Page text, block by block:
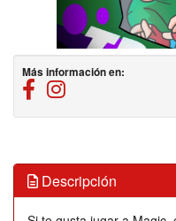
Más información en:
https://www.facebook.com/
https://
Descripción